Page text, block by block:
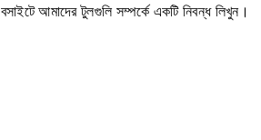
আমাদের টুলগুলি সম্পর্কে একটি নিবন্ধ লিখুন।